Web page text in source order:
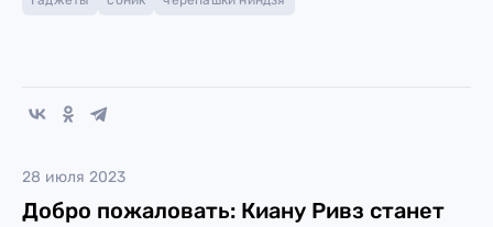
28 июля 2023
Добро пожаловать: Киану Ривз станет